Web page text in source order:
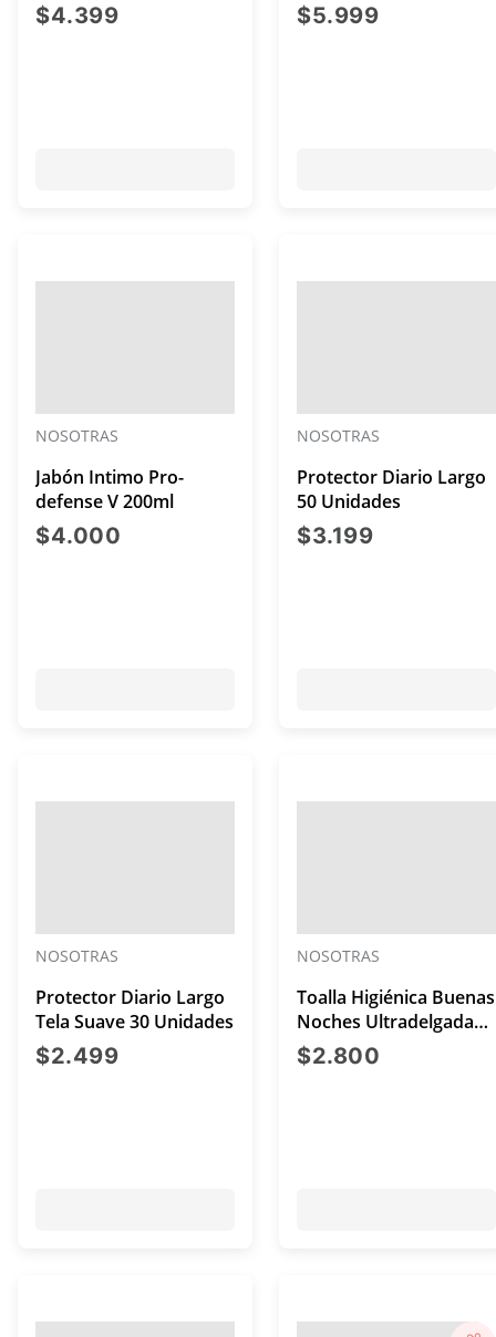
Suave 20 Unidades
$4.399precio actual $4.399
$5.999precio
NOSOTRAS
Jabón Intimo Pro-
defense V 200ml
$4.000 precio actual $4.000
NOSOTRAS
Protector Diario Largo
50 Unidades
$3.199precio
NOSOTRAS
Protector Diario Largo
Tela Suave 30 Unidades
$2.499precio actual $2.499
NOSOTRAS
Toalla Higiénica Buenas
Noches Ultradelgada
Tela Extra Suave 14
Unidades
$2.800